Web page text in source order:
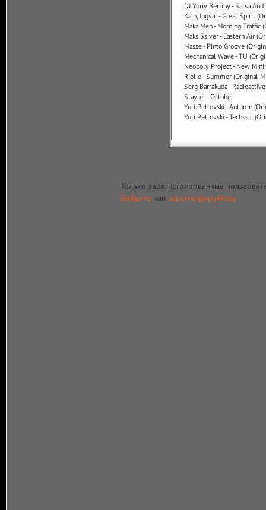
DJ Yuriy Berliny - Salsa And
Kain, Ingvar - Great Spirit
Maka Men - Morning Traffic
Maks Ssiver - Eastern Air
Masse - Pinto Groove
Mechanical Wave - TU
Neopoly Project - New
Riolie - Summer (Original
Serg Barrakuda - Radioactive
Slayter - October
Yuri Petrovski - Autumn
Yuri Petrovski - Techssic
Только зарегистрированные
Войдите или зарегистрируйтесь.